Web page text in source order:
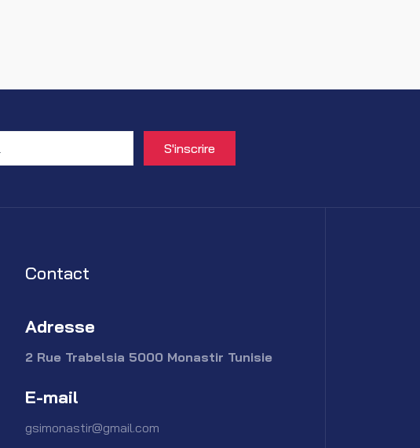
Contact
Adresse
2 Rue Trabelsia 5000 Monastir Tunisie
E-mail
gsimonastir@gmail.com